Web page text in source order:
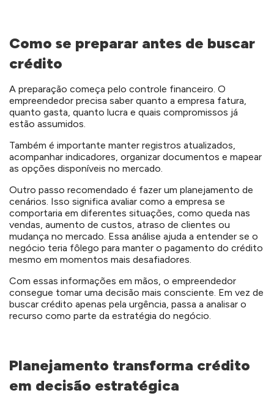
Como se preparar antes de buscar
crédito
A preparação começa pelo controle financeiro. O
empreendedor precisa saber quanto a empresa fatura,
quanto gasta, quanto lucra e quais compromissos já
estão assumidos.
Também é importante manter registros atualizados,
acompanhar indicadores, organizar documentos e mapear
as opções disponíveis no mercado.
Outro passo recomendado é fazer um planejamento de
cenários. Isso significa avaliar como a empresa se
comportaria em diferentes situações, como queda nas
vendas, aumento de custos, atraso de clientes ou
mudança no mercado. Essa análise ajuda a entender se o
negócio teria fôlego para manter o pagamento do crédito
mesmo em momentos mais desafiadores.
Com essas informações em mãos, o empreendedor
consegue tomar uma decisão mais consciente. Em vez de
buscar crédito apenas pela urgência, passa a analisar o
recurso como parte da estratégia do negócio.
Planejamento transforma crédito
em decisão estratégica